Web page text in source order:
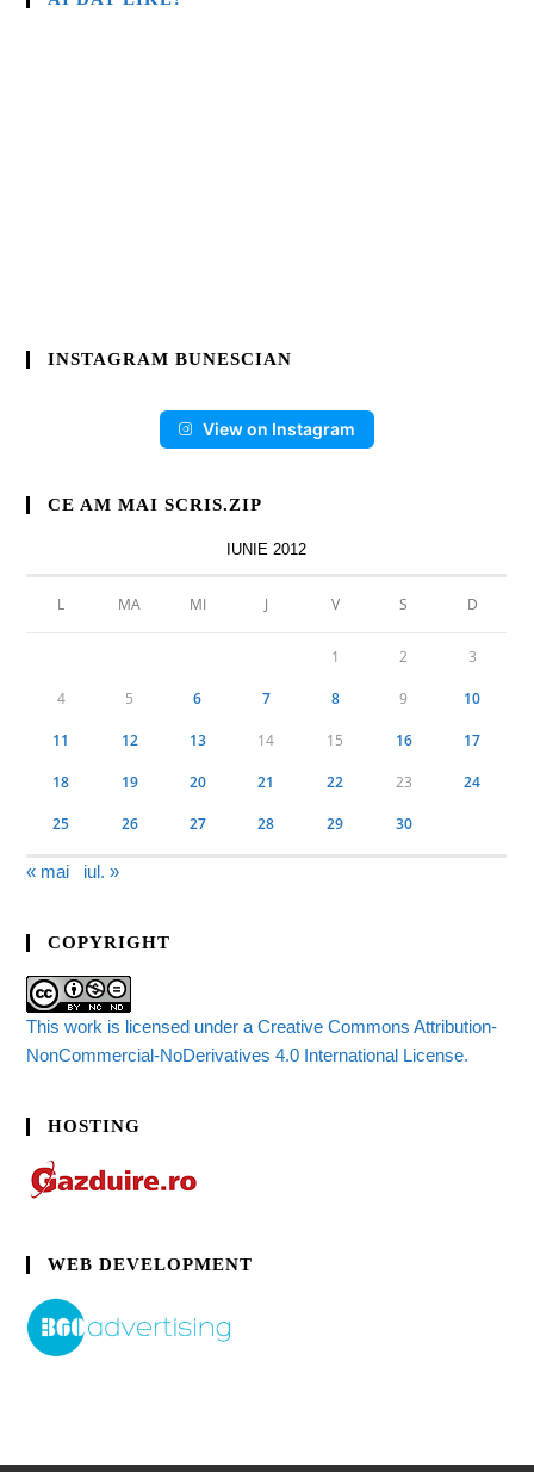
INSTAGRAM BUNESCIAN
View on Instagram
CE AM MAI SCRIS.ZIP
IUNIE 2012
L MA MI J V S D
1 2 3
4 5 6 7 8 9 10
11 12 13 14 15 16 17
18 19 20 21 22 23 24
25 26 27 28 29 30
« mai iul. »
COPYRIGHT
This work is licensed under a Creative Commons Attribution-
NonCommercial-NoDerivatives 4.0 International License.
HOSTING
WEB DEVELOPMENT